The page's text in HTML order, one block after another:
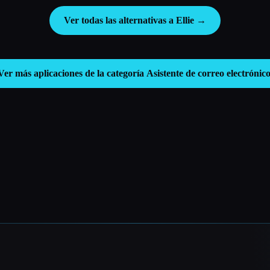
Ver todas las alternativas a Ellie →
más aplicaciones de la categoría Asistente de correo electrónico